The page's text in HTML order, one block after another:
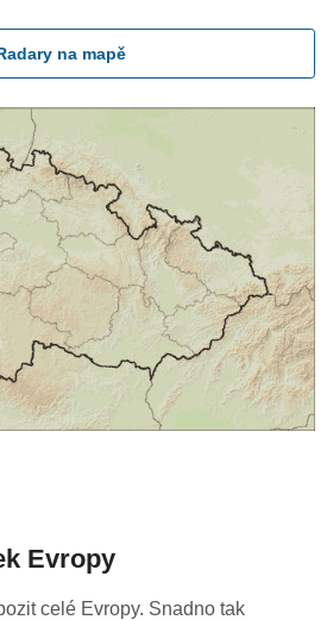
na mapě
Evropy
celé Evropy. Snadno tak